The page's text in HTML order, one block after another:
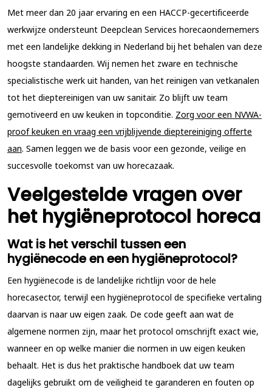
Met meer dan 20 jaar ervaring en een HACCP-gecertificeerde
werkwijze ondersteunt Deepclean Services horecaondernemers
met een landelijke dekking in Nederland bij het behalen van deze
hoogste standaarden. Wij nemen het zware en technische
specialistische werk uit handen, van het reinigen van vetkanalen
tot het dieptereinigen van uw sanitair. Zo blijft uw team
gemotiveerd en uw keuken in topconditie. Zorg voor een NVWA-
proof keuken en vraag een vrijblijvende dieptereiniging offerte
aan. Samen leggen we de basis voor een gezonde, veilige en
succesvolle toekomst van uw horecazaak.
Veelgestelde vragen over
het hygiëneprotocol horeca
Wat is het verschil tussen een
hygiënecode en een hygiëneprotocol?
Een hygiënecode is de landelijke richtlijn voor de hele
horecasector, terwijl een hygiëneprotocol de specifieke vertaling
daarvan is naar uw eigen zaak. De code geeft aan wat de
algemene normen zijn, maar het protocol omschrijft exact wie,
wanneer en op welke manier die normen in uw eigen keuken
behaalt. Het is dus het praktische handboek dat uw team
dagelijks gebruikt om de veiligheid te garanderen en fouten op